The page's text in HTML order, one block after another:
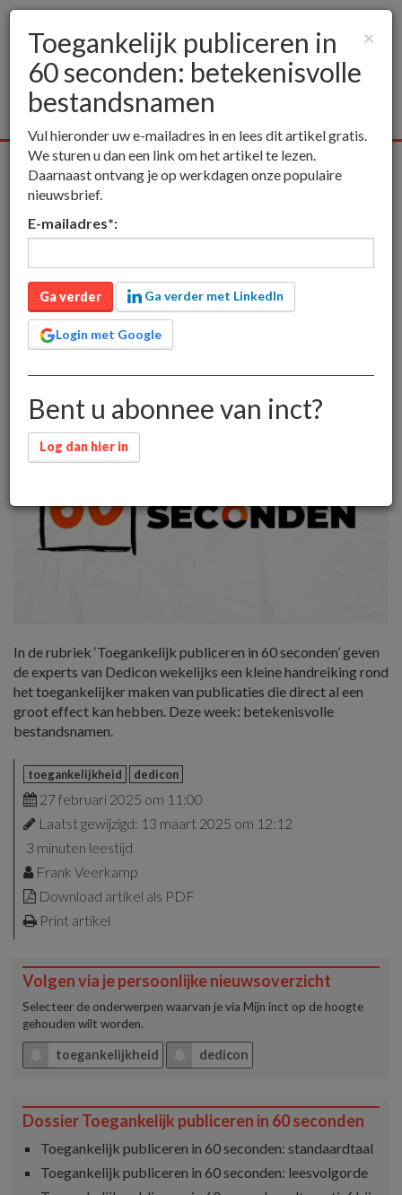
Alle media Publieksmedia Vakmedia Educatieve media
inct Publieksmedia
betekenisvolle bestandsnamen
Toegankelijk publiceren
in 60 seconden:
betekenisvolle
bestandsnamen
In de rubriek ‘Toegankelijk publiceren in 60 seconden’ geven
de experts van Dedicon wekelijks een kleine handreiking rond
het toegankelijker maken van publicaties die direct al een
groot effect kan hebben. Deze week: betekenisvolle
bestandsnamen.
toegankelijkheid dedicon
27 februari 2025 om 11:00
Laatst gewijzigd: 13 maart 2025 om 12:12
3 minuten leestijd
Frank Veerkamp
Download artikel als PDF
Print artikel
Volgen via je persoonlijke nieuwsoverzicht
Selecteer de onderwerpen waarvan je via Mijn inct op de hoogte
gehouden wilt worden.
toegankelijkheid dedicon
Dossier Toegankelijk publiceren in 60 seconden
Toegankelijk publiceren in 60 seconden: standaardtaal
Toegankelijk publiceren in 60 seconden: leesvolgorde
×
Toegankelijk publiceren in
60 seconden: betekenisvolle
bestandsnamen
Vul hieronder uw e-mailadres in en lees dit artikel gratis.
We sturen u dan een link om het artikel te lezen.
Daarnaast ontvang je op werkdagen onze populaire
nieuwsbrief.
E-mailadres*:
Ga verder Ga verder met LinkedIn
Login met Google
Bent u abonnee van inct?
Log dan hier in